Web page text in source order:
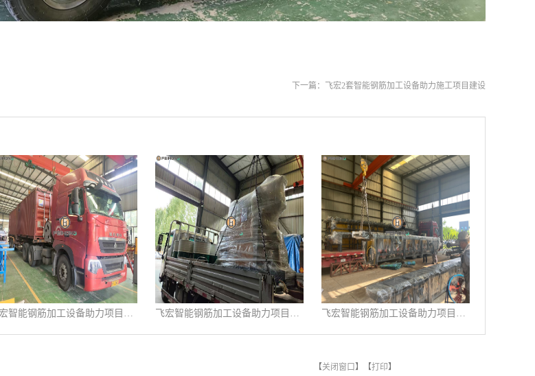
下一篇： 飞宏2套智能钢筋加工设备助力施工项目建设
飞宏智能钢筋加工设备助力项目施工建设 飞宏智能钢筋加工设备助力项目施工建设 飞宏智能钢筋加工设备助力项目施工建设
【关闭窗口 】【打印】